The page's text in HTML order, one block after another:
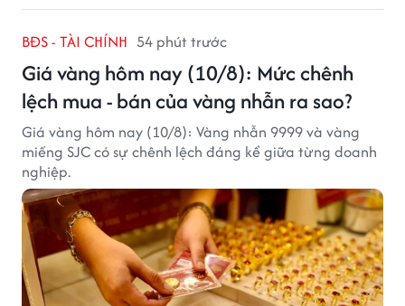
BĐS - TÀI CHÍNH 54 phút trước
Giá vàng hôm nay (10/8): Mức chênh
lệch mua - bán của vàng nhẫn ra sao?
Giá vàng hôm nay (10/8): Vàng nhẫn 9999 và vàng
miếng SJC có sự chênh lệch đáng kể giữa từng doanh
nghiệp.